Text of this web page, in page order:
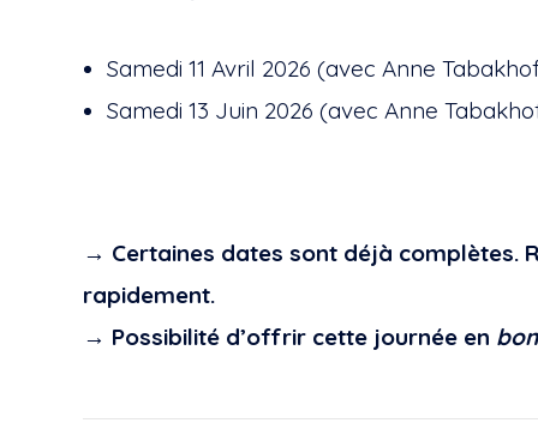
Samedi 11 Avril 2026 (avec Anne
Samedi 13 Juin 2026 (avec Anne
→ Certaines dates sont déjà complètes.
rapidement.
→ Possibilité d’offrir cette journée en